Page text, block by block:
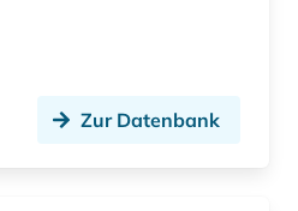
Zur Datenbank